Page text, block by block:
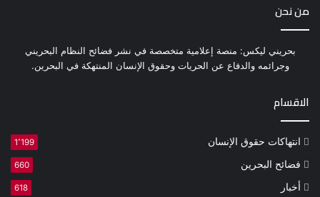
من نحن
بحريني ليكس: منصة إعلامية متخصصة في نشر فضائح النظام البحريني
وجرائمه والدفاع عن الحريات وحقوق الإنسان المنتهكة في البحرين.
الاقسام
انتهاكات حقوق الإنسان 1٬199
فضائح البحرين 660
أخبار 618